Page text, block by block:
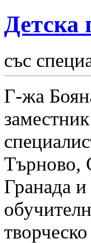
Детска
със
Г-жа
Търново,
Гранада и